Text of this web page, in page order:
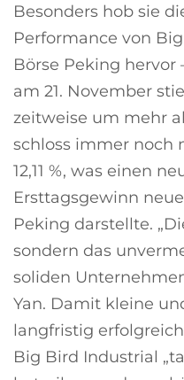
Besonders hob sie
Performance von
Börse Peking hervor
am 21. November
zeitweise um mehr
schloss immer noch
12,11 %, was einen
Ersttagsgewinn
Peking darstellte.
sondern das
soliden
Yan. Damit kleine
langfristig
Big Bird Industrial